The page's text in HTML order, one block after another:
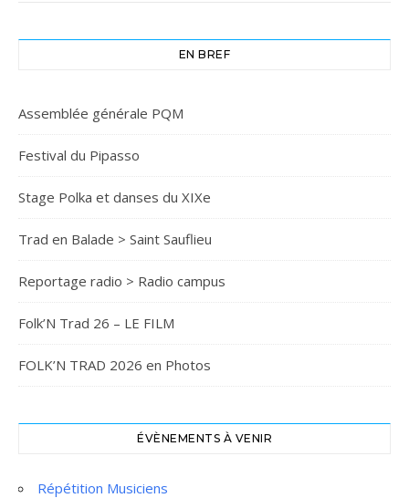
EN BREF
Assemblée générale PQM
Festival du Pipasso
Stage Polka et danses du XIXe
Trad en Balade > Saint Sauflieu
Reportage radio > Radio campus
Folk’N Trad 26 – LE FILM
FOLK’N TRAD 2026 en Photos
ÉVÈNEMENTS À VENIR
Répétition Musiciens